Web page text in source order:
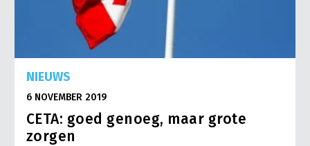
NIEUWS
6 NOVEMBER 2019
CETA: goed genoeg, maar grote
zorgen